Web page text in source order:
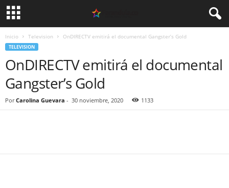
Inicio Television OnDIRECTV emitirá el documental Gangster’s Gold
TELEVISION
OnDIRECTV emitirá el documental
Gangster’s Gold
Por Carolina Guevara - 30 noviembre, 2020 1133